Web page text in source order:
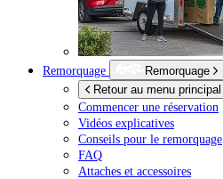
Remorquage
Remorquage
Retour au menu principal
Commencer une réservation
Vidéos explicatives
Conseils pour le remorquage
FAQ
Attaches et accessoires